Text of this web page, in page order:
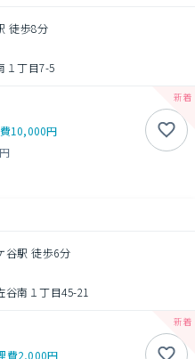
徒歩8分
１丁目7-5
10,000円
谷駅 徒歩6分
谷南１丁目45-21
費2,000円